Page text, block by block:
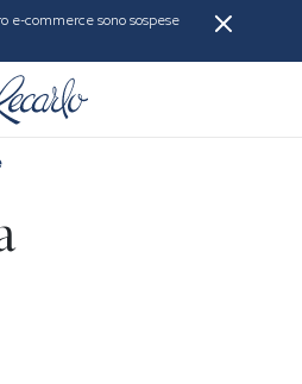
e-commerce sono sospese